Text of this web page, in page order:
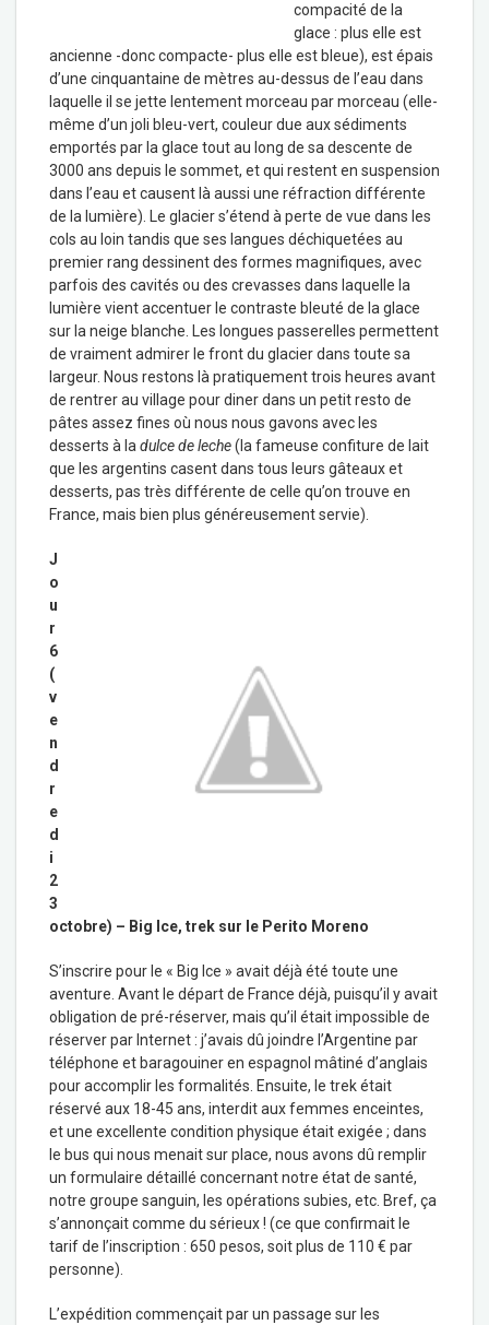
compacité de la
glace : plus elle est
ancienne -donc compacte- plus elle est bleue), est épais
d’une cinquantaine de mètres au-dessus de l’eau dans
laquelle il se jette lentement morceau par morceau (elle-
même d’un joli bleu-vert, couleur due aux sédiments
emportés par la glace tout au long de sa descente de
3000 ans depuis le sommet, et qui restent en suspension
dans l’eau et causent là aussi une réfraction différente
de la lumière). Le glacier s’étend à perte de vue dans les
cols au loin tandis que ses langues déchiquetées au
premier rang dessinent des formes magnifiques, avec
parfois des cavités ou des crevasses dans laquelle la
lumière vient accentuer le contraste bleuté de la glace
sur la neige blanche. Les longues passerelles permettent
de vraiment admirer le front du glacier dans toute sa
largeur. Nous restons là pratiquement trois heures avant
de rentrer au village pour diner dans un petit resto de
pâtes assez fines où nous nous gavons avec les
desserts à la dulce de leche(la fameuse confiture de lait
que les argentins casent dans tous leurs gâteaux et
desserts, pas très différente de celle qu’on trouve en
France, mais bien plus généreusement servie).
J
o
u
r
6
(
v
e
n
d
r
e
d
i
2
3
octobre) – Big Ice, trek sur le Perito Moreno
S’inscrire pour le « Big Ice » avait déjà été toute une
aventure. Avant le départ de France déjà, puisqu’il y avait
obligation de pré-réserver, mais qu’il était impossible de
réserver par Internet : j’avais dû joindre l’Argentine par
téléphone et baragouiner en espagnol mâtiné d’anglais
pour accomplir les formalités. Ensuite, le trek était
réservé aux 18-45 ans, interdit aux femmes enceintes,
et une excellente condition physique était exigée ; dans
le bus qui nous menait sur place, nous avons dû remplir
un formulaire détaillé concernant notre état de santé,
notre groupe sanguin, les opérations subies, etc. Bref, ça
s’annonçait comme du sérieux ! (ce que confirmait le
tarif de l’inscription : 650 pesos, soit plus de 110 € par
personne).
L’expédition commençait par un passage sur les